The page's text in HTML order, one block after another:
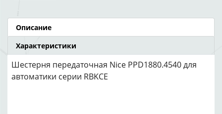
Описание
Характеристики
Шестерня передаточная Nice PPD1880.4540 для
автоматики серии RBKCE